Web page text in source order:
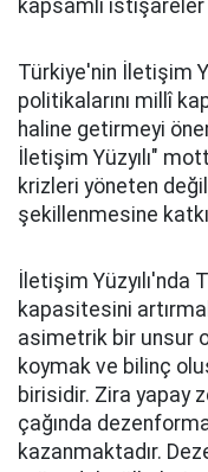
kapsamlı
Türkiye'nin İletişim
politikalarını millî
haline getirmeyi
İletişim Yüzyılı"
krizleri yöneten
şekillenmesine
İletişim
kapasitesini
asimetrik bir unsur
koymak ve bilinç
birisidir. Zira yapay
çağında
kazanmaktadır.